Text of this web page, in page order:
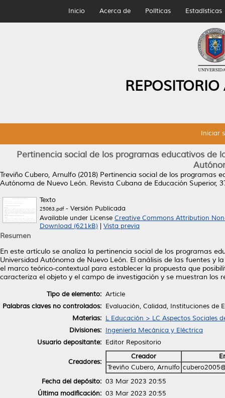
Inicio Acerca de Políticas Estadísticas
Iniciar
Pertinencia social de los programas educativos de
Treviño Cubero, Arnulfo (2018) Pertinencia social de los programas
Autónoma de Nuevo León. Revista Cubana de Educación Superior,
Texto
25063.pdf- Versión Publicada
Available under License Creative Commons Attribution
Download (621kB)
Vista previa
Resumen
En este artículo se analiza la pertinencia social de los programas
Universidad Autónoma de Nuevo León. El análisis de las fuentes y
el marco teórico-contextual para establecer la propuesta que
caracteriza el objeto y el campo de investigación y se muestran
Tipo de elemento: Article
Palabras claves no controlados: Evaluación, Calidad, Instituciones de
Materias: L Educación > LC Aspectos Sociales
Divisiones: Ingeniería Mecánica y Eléctrica
Usuario depositante: Editor Repositorio
Creadores:
Creador
Treviño Cubero, Arnulfo
Fecha del depósito: 03 Mar 2023 20:55
Última modificación: 03 Mar 2023 20:55